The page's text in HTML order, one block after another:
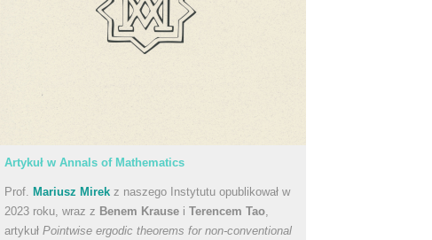
Artykuł w Annals of Mathematics
Prof. Mariusz Mirek z naszego Instytutu opublikował w
2023 roku, wraz z Benem Krause i Terencem Tao
artykuł Pointwise ergodic theorems for non-conventional